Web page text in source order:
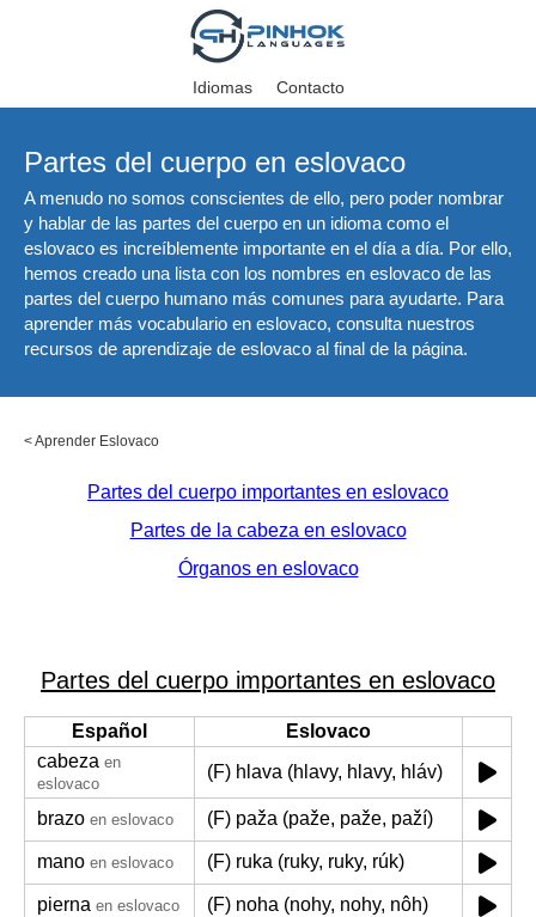
Idiomas Contacto
Partes del cuerpo en eslovaco
A menudo no somos conscientes de ello, pero poder nombrar
y hablar de las partes del cuerpo en un idioma como el
eslovaco es increíblemente importante en el día a día. Por ello,
hemos creado una lista con los nombres en eslovaco de las
partes del cuerpo humano más comunes para ayudarte. Para
aprender más vocabulario en eslovaco, consulta nuestros
recursos de aprendizaje de eslovaco al final de la página.
<Aprender Eslovaco
Partes del cuerpo importantes en eslovaco
Partes de la cabeza en eslovaco
Órganos en eslovaco
Partes del cuerpo importantes en eslovaco
Español
Eslovaco
cabeza en
eslovaco
(F) hlava (hlavy, hlavy, hláv)
brazo en eslovaco (F) paža (paže, paže, paží)
mano en eslovaco (F) ruka (ruky, ruky, rúk)
pierna en eslovaco (F) noha (nohy, nohy, nôh)